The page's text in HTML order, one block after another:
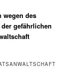
wegen des
gefährlichen